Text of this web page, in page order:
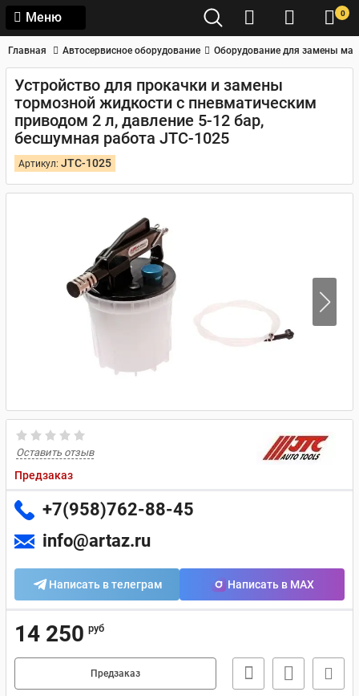
Меню 0
Главная Автосервисное оборудование Оборудование для замены
Устройство для прокачки и замены
тормозной жидкости с пневматическим
приводом 2 л, давление 5-12 бар,
бесшумная работа JTC-1025
Артикул: JTC-1025
Оставить отзыв
Предзаказ
+7(958)762-88-45
info@artaz.ru
Написать в телеграм Написать в MAX
14 250 руб
Предзаказ